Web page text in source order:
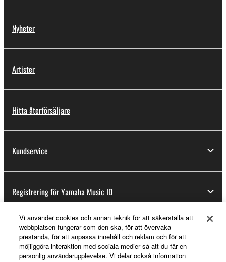
Nyheter
Artister
Hitta återförsäljare
Kundservice
Registrering för Yamaha Music ID
Om Yamaha
Vi använder cookies och annan teknik för att säkerställa att
webbplatsen fungerar som den ska, för att övervaka
prestanda, för att anpassa innehåll och reklam och för att
möjliggöra interaktion med sociala medier så att du får en
personlig användarupplevelse. Vi delar också information